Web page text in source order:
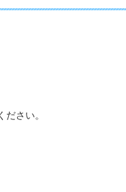
さい。